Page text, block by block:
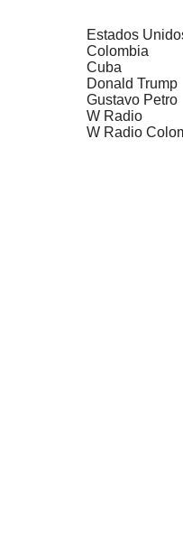
Estados
Colombia
Cuba
Donald Trump
Gustavo Petro
W Radio
W Radio